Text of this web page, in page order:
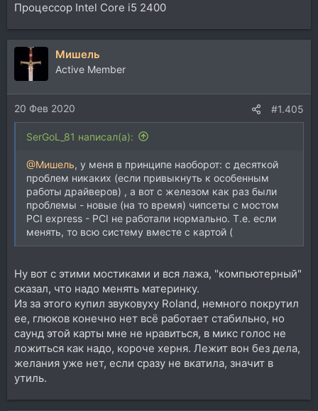
Процессор Intel Core i5 2400
Мишель
Active Member
20 Фев 2020 #1.405
SerGoL_81 написал(а):
@Мишель, у меня в принципе наоборот: с десяткой
проблем никаких (если привыкнуть к особенным
работы драйверов) , а вот с железом как раз были
проблемы - новые (на то время) чипсеты с мостом
PCI express - PCI не работали нормально. Т.е. если
менять, то всю систему вместе с картой (
Ну вот с этими мостиками и вся лажа, "компьютерный"
сказал, что надо менять материнку.
Из за этого купил звуковуху Roland, немного покрутил
ее, глюков конечно нет всё работает стабильно, но
саунд этой карты мне не нравиться, в микс голос не
ложиться как надо, короче херня. Лежит вон без дела,
желания уже нет, если сразу не вкатила, значит в
утиль.